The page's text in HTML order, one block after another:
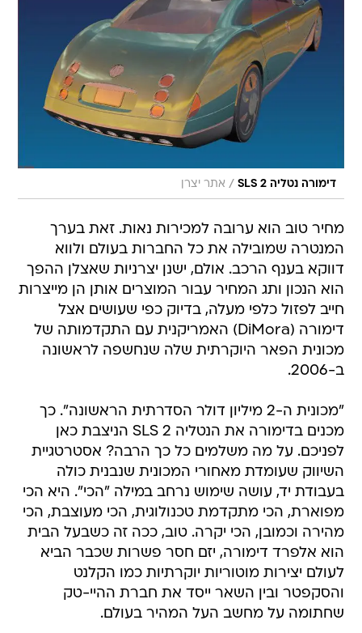
דימורה נטליה SLS 2 / אתר יצרן
מחיר טוב הוא ערובה למכירות נאות. זאת בערך
המנטרה שמובילה את כל החברות בעולם ולווא
דווקא בענף הרכב. אולם, ישנן יצרניות שאצלן ההפך
הוא הנכון ותג המחיר עבור המוצרים אותן הן מייצרות
חייב לפזול כלפי מעלה, בדיוק כפי שעושים אצל
דימורה (DiMora) האמריקנית עם התקדמותה של
מכונית הפאר היוקרתית שלה שנחשפה לראשונה
ב-2006.
"מכונית ה-2 מיליון דולר הסדרתית הראשונה". כך
מכנים בדימורה את הנטליה SLS 2 הניצבת כאן
לפניכם. על מה משלמים כל כך הרבה? אסטרטגיית
השיווק שעומדת מאחורי המכונית שנבנית כולה
בעבודת יד, עושה שימוש נרחב במילה "הכי". היא הכי
מפוארת, הכי מתקדמת טכנולוגית, הכי מעוצבת, הכי
מהירה וכמובן, הכי יקרה. טוב, ככה זה כשבעל הבית
הוא אלפרד דימורה, יזם חסר פשרות שכבר הביא
לעולם יצירות מוטוריות יוקרתיות כמו הקלנט
והסקפטר ובין השאר ייסד את חברת ההיי-טק
שחתומה על מחשב העל המהיר בעולם.